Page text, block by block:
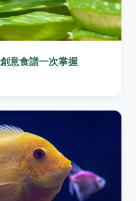
意食譜一次掌握